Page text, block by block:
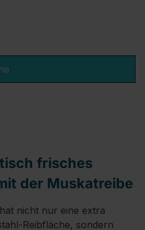
frisches
der Muskatreibe
nicht nur eine extra
Reibfläche, sondern